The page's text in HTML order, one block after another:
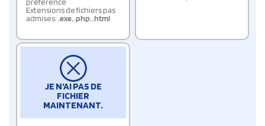
préférence
Extensions de fichiers pas
admises:.exe,.php,.html
JE N'AI PAS DE
FICHIER
MAINTENANT.